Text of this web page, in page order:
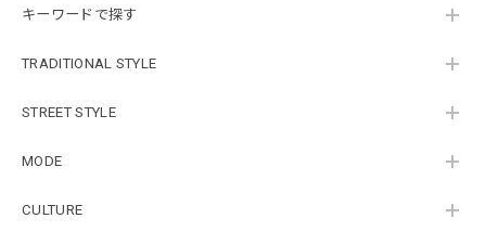
キーワードで探す
TRADITIONAL STYLE
STREET STYLE
MODE
CULTURE